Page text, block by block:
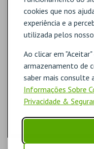
cookies que nos
experiência e a
utilizada pelos
Ao clicar em
armazenamento de
saber mais consulte
Informações Sobre
Privacidade &